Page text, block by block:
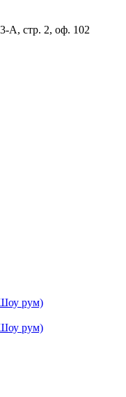
А, стр. 2, оф. 102
рум)
рум)